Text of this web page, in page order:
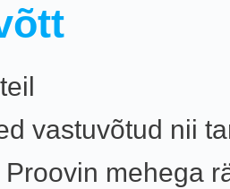
vastuvõtud nii
mehega